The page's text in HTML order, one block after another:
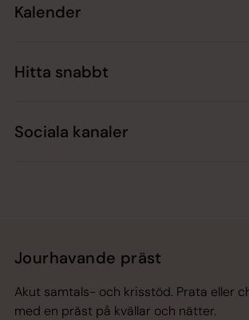
Kalender
Hitta snabbt
Sociala kanaler
Jourhavande präst
Akut samtals- och krisstöd. Prata eller
med en präst på kvällar och nätter.